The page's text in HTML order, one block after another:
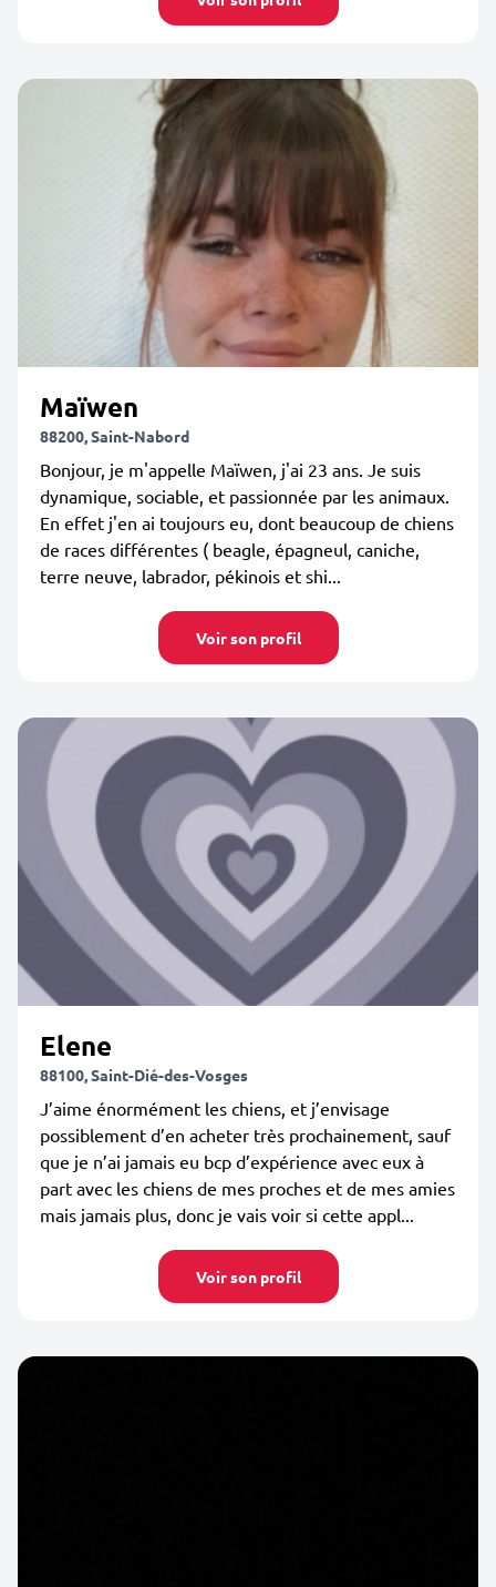
Maïwen
88200, Saint-Nabord
Bonjour, je m'appelle Maïwen, j'ai 23 ans. Je suis
dynamique, sociable, et passionnée par les animaux.
En effet j'en ai toujours eu, dont beaucoup de chiens
de races différentes ( beagle, épagneul, caniche,
terre neuve, labrador, pékinois et shi...
Voir son profil
Elene
88100, Saint-Dié-des-Vosges
J’aime énormément les chiens, et j’envisage
possiblement d’en acheter très prochainement, sauf
que je n’ai jamais eu bcp d’expérience avec eux à
part avec les chiens de mes proches et de mes amies
mais jamais plus, donc je vais voir si cette appl...
Voir son profil